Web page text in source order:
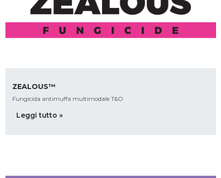
ZEALOUS™
Fungicida antimuffa multimodale T&O
Leggi tutto »